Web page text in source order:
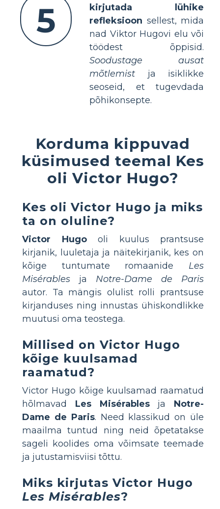
5
kirjutada lühike
refleksioon sellest, mida
nad Viktor Hugovi elu või
töödest õppisid.
Soodustage ausat
mõtlemist ja isiklikke
seoseid, et tugevdada
põhikonsepte.
Korduma kippuvad
küsimused teemal Kes
oli Victor Hugo?
Kes oli Victor Hugo ja miks
ta on oluline?
Victor Hugooli kuulus prantsuse
kirjanik, luuletaja ja näitekirjanik, kes on
kõige tuntumate romaanide Les
Misérables ja Notre-Dame de Paris
autor. Ta mängis olulist rolli prantsuse
kirjanduses ning innustas ühiskondlikke
muutusi oma teostega.
Millised on Victor Hugo
kõige kuulsamad
raamatud?
Victor Hugo kõige kuulsamad raamatud
hõlmavad Les Misérablesja Notre-
Dame de Paris. Need klassikud on üle
maailma tuntud ning neid õpetatakse
sageli koolides oma võimsate teemade
ja jutustamisviisi tõttu.
Miks kirjutas Victor Hugo
Les Misérables?